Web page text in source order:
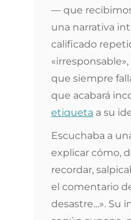
— que
una narrativa
calificado
«irresponsable»,
que siempre
que acabará
etiqueta a su
Escuchaba a
explicar cómo,
recordar,
el comentario
desastre…». Su